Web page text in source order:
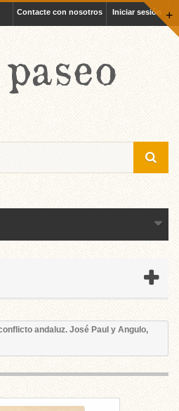
+
Iniciar sesión
Contacte con nosotros
andaluz. José Paul y Angulo,